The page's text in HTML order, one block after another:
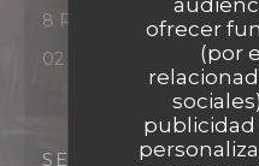
ofrecer
(por
8 Rue Claude Bloch
02 31 46 75 52
SEGUIRNOS
Restaurant